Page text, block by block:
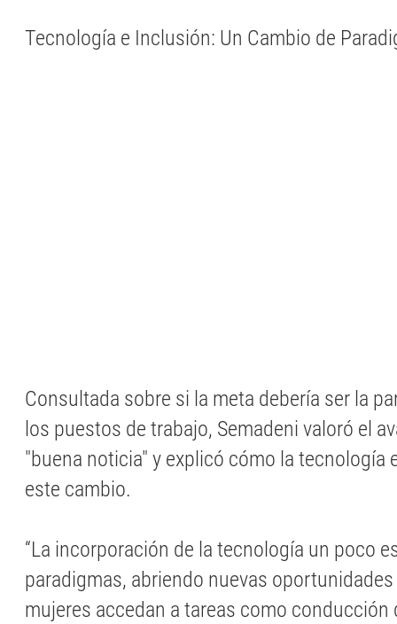
Tecnología e Inclusión: Un Cambio de
Consultada sobre si la meta debería ser la
los puestos de trabajo, Semadeni valoró el
"buena noticia" y explicó cómo la tecnología
este cambio.
“La incorporación de la tecnología un poco
paradigmas, abriendo nuevas
mujeres accedan a tareas como conducción